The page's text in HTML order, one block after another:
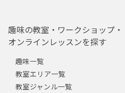
趣味の教室・ワークショップ・
オンラインレッスンを探す
趣味一覧
教室エリア一覧
教室ジャンル一覧